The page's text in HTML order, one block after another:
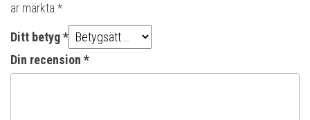
är märkta *
Ditt betyg*
Din recension *